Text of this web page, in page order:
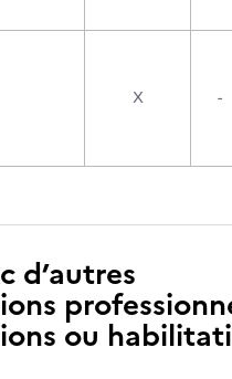
X -
d’autres
ou